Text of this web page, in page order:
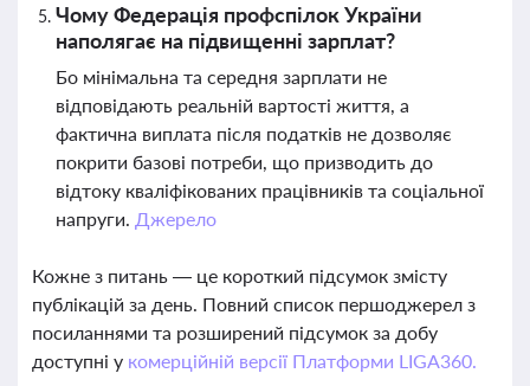
Чому Федерація профспілок України
наполягає на підвищенні зарплат?
Бо мінімальна та середня зарплати не
відповідають реальній вартості життя, а
фактична виплата після податків не дозволяє
покрити базові потреби, що призводить до
відтоку кваліфікованих працівників та соціальної
напруги. Джерело
Кожне з питань — це короткий підсумок змісту
публікацій за день. Повний список першоджерел з
посиланнями та розширений підсумок за добу
доступні у комерційній версії Платформи LIGA360.